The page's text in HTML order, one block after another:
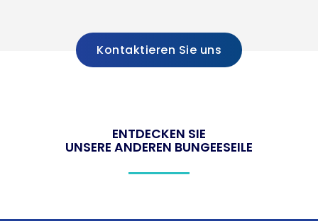
Kontaktieren Sie uns
ENTDECKEN SIE
UNSERE ANDEREN BUNGEESEILE